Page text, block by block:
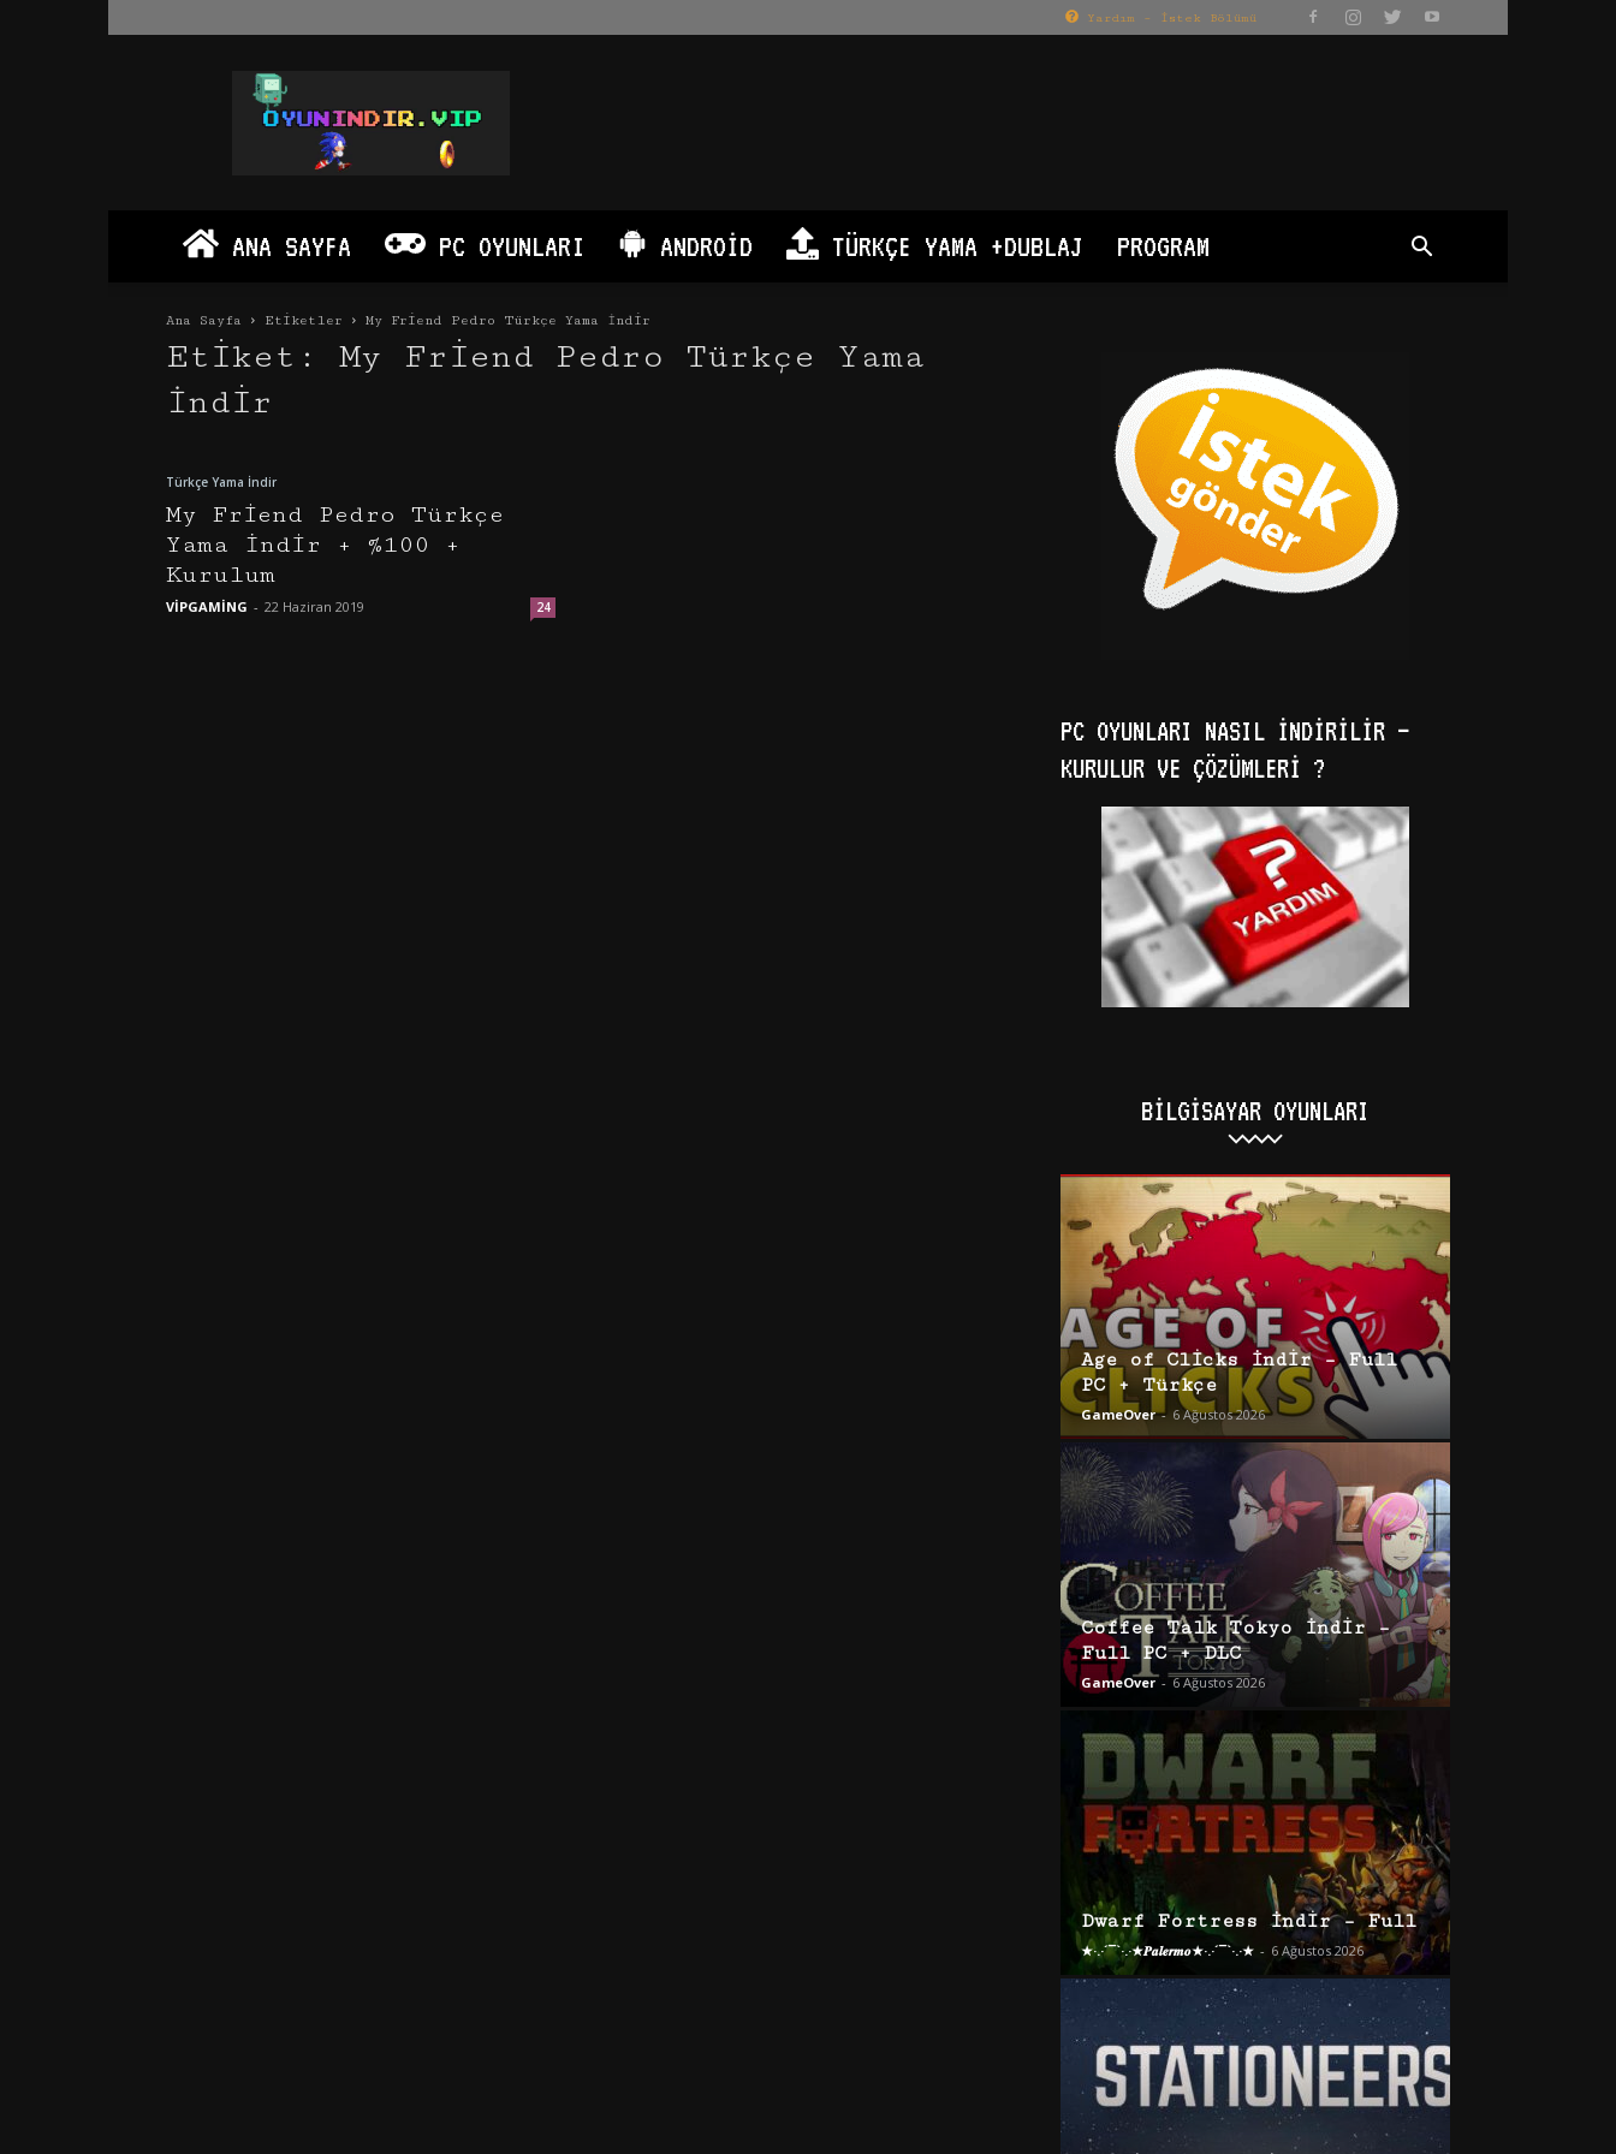
Yardım – İstek Bölümü
Oyun
İndir
PC
Android
Apk
ANA SAYFA PC OYUNLARI ANDROID TÜRKÇE YAMA +DUBLAJ PROGRAM
Ana Sayfa Etiketler My Friend Pedro Türkçe Yama İndir
Etiket: My Friend Pedro Türkçe Yama
İndir
Türkçe Yama İndir
My Friend Pedro Türkçe
Yama İndir + %100 +
Kurulum
VİPGAMİNG - 22 Haziran 2019 24
PC OYUNLARI NASIL İNDIRILIR –
KURULUR VE ÇÖZÜMLERI ?
BILGISAYAR OYUNLARI
Age of Clicks İndir – Full
PC + Türkçe
GameOver - 6 Ağustos 2026
Coffee Talk Tokyo İndir –
Full PC + DLC
GameOver - 6 Ağustos 2026
Dwarf Fortress İndir – Full
★·.·´¯`·.·★𝑷𝒂𝒍𝒆𝒓𝒎𝒐★·.·´¯`·.·★ - 6 Ağustos 2026